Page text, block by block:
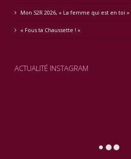
Mon S2R 2026, « La femme qui est en toi »
« Fous ta Chaussette ! »
ACTUALITÉ INSTAGRAM